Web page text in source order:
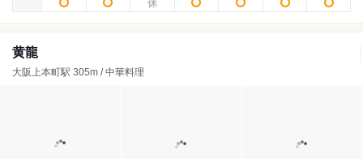
黄龍
大阪上本町駅 305m / 中華料理